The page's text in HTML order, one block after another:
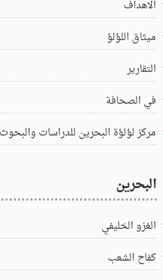
الاهداف
ميثاق اللؤلؤ
التقارير
في الصحافة
مركز لؤلؤة البحرين للدراسات والبحوث
البحرين
الغزو الخليفي
كفاح الشعب